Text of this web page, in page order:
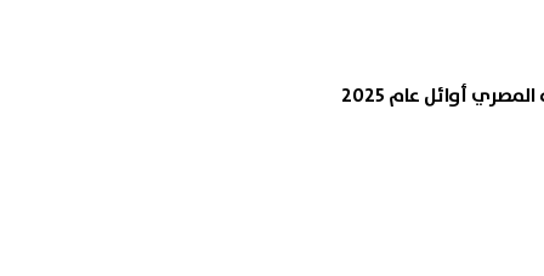
أوائل عام 2025
استعلم الآن.. نتيجة المرحلة الأولى
بتنسيق القبول لرياض الأطفال والأول
هتطلع المصيف